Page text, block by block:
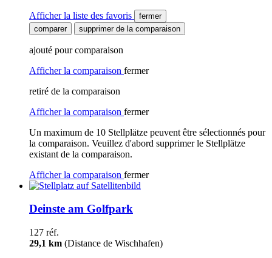
Afficher la liste des favoris
fermer
comparer
supprimer de la comparaison
ajouté pour comparaison
Afficher la comparaison fermer
retiré de la comparaison
Afficher la comparaison fermer
Un maximum de 10 Stellplätze peuvent être sélectionnés pour
la comparaison. Veuillez d'abord supprimer le Stellplätze
existant de la comparaison.
Afficher la comparaison fermer
Deinste am Golfpark
127 réf.
29,1 km (Distance de Wischhafen)